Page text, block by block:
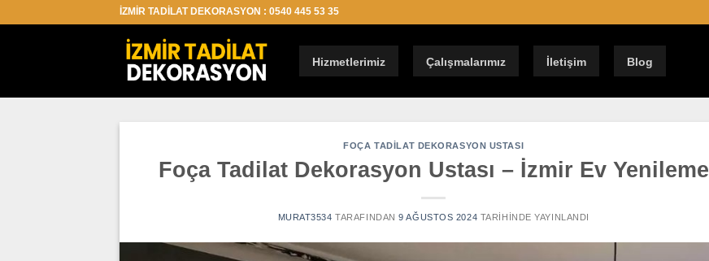
İZMİR TADİLAT DEKORASYON : 0540 445 53 35
Hizmetlerimiz Çalışmalarımız İletişim Blog
FOÇA TADILAT DEKORASYON USTASI
Foça Tadilat Dekorasyon Ustası – İzmir Ev Yenileme
MURAT3534 TARAFINDAN 9 AĞUSTOS 2024 TARIHINDE YAYINLANDI